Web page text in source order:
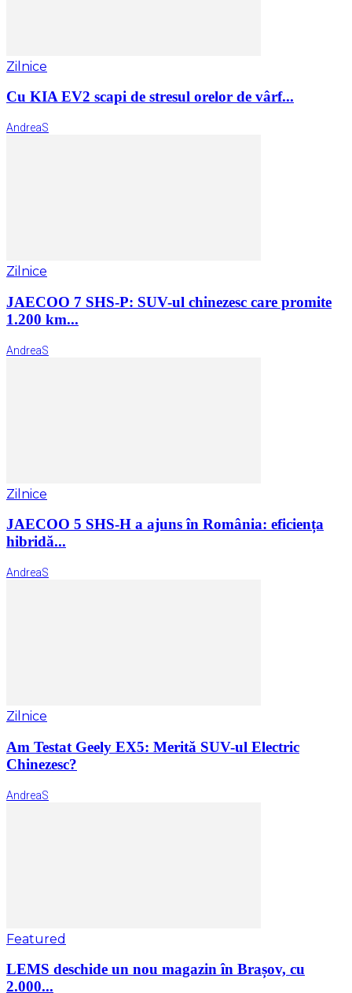
Zilnice
Cu KIA EV2 scapi de stresul orelor de vârf...
AndreaS
Zilnice
JAECOO 7 SHS-P: SUV-ul chinezesc care promite
1.200 km...
AndreaS
Zilnice
JAECOO 5 SHS-H a ajuns în România: eficiența
hibridă...
AndreaS
Zilnice
Am Testat Geely EX5: Merită SUV-ul Electric
Chinezesc?
AndreaS
Featured
LEMS deschide un nou magazin în Brașov, cu
2.000...